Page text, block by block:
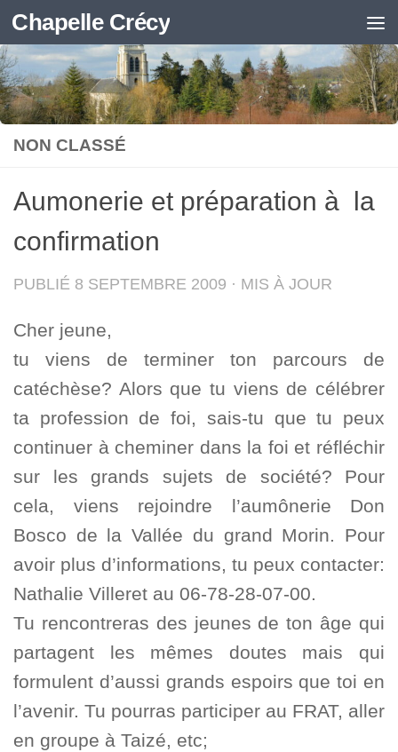
Skip to content
Chapelle Crécy
NON CLASSÉ
Aumonerie et préparation à la
confirmation
PUBLIÉ 8 SEPTEMBRE 2009 · MIS À JOUR
Cher jeune,
tu viens de terminer ton parcours de
catéchèse? Alors que tu viens de célébrer
ta profession de foi, sais-tu que tu peux
continuer à cheminer dans la foi et réfléchir
sur les grands sujets de société? Pour
cela, viens rejoindre l’aumônerie Don
Bosco de la Vallée du grand Morin. Pour
avoir plus d’informations, tu peux contacter:
Nathalie Villeret au 06-78-28-07-00.
Tu rencontreras des jeunes de ton âge qui
partagent les mêmes doutes mais qui
formulent d’aussi grands espoirs que toi en
l’avenir. Tu pourras participer au FRAT, aller
en groupe à Taizé, etc;